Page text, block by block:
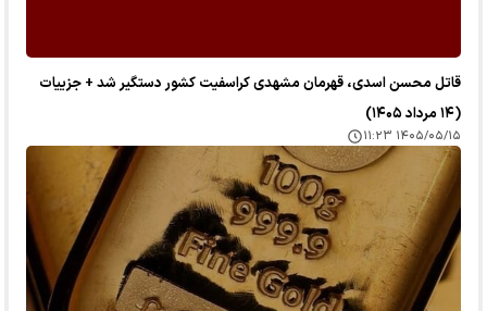
قاتل محسن اسدی، قهرمان مشهدی کراسفیت کشور دستگیر شد + جزییات
(۱۴ مرداد ۱۴۰۵)
۱۴۰۵/۰۵/۱۵ ۱۱:۲۳